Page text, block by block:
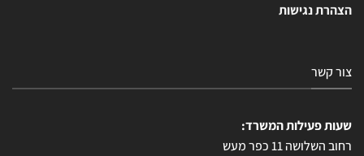
הצהרת נגישות
צור קשר
שעות פעילות המשרד:
רחוב השלושה 11 כפר מעש